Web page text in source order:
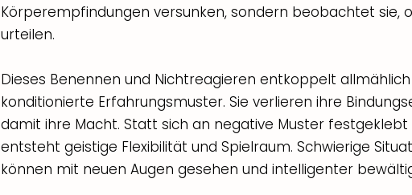
Körperempfindungen versunken, sondern beobachtet sie,
urteilen.
Dieses Benennen und Nichtreagieren entkoppelt allmählich
konditionierte Erfahrungsmuster. Sie verlieren ihre
damit ihre Macht. Statt sich an negative Muster festgeklebt
entsteht geistige Flexibilität und Spielraum. Schwierige
können mit neuen Augen gesehen und intelligenter